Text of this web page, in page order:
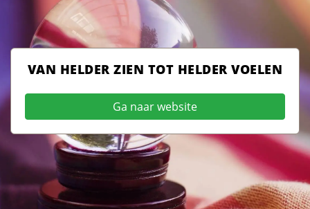
VAN HELDER ZIEN TOT HELDER VOELEN
Ga naar website